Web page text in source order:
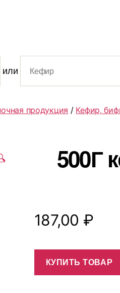
или
продукция / Кефир,
500Г
187,00 ₽
КУПИТЬ ТОВАР